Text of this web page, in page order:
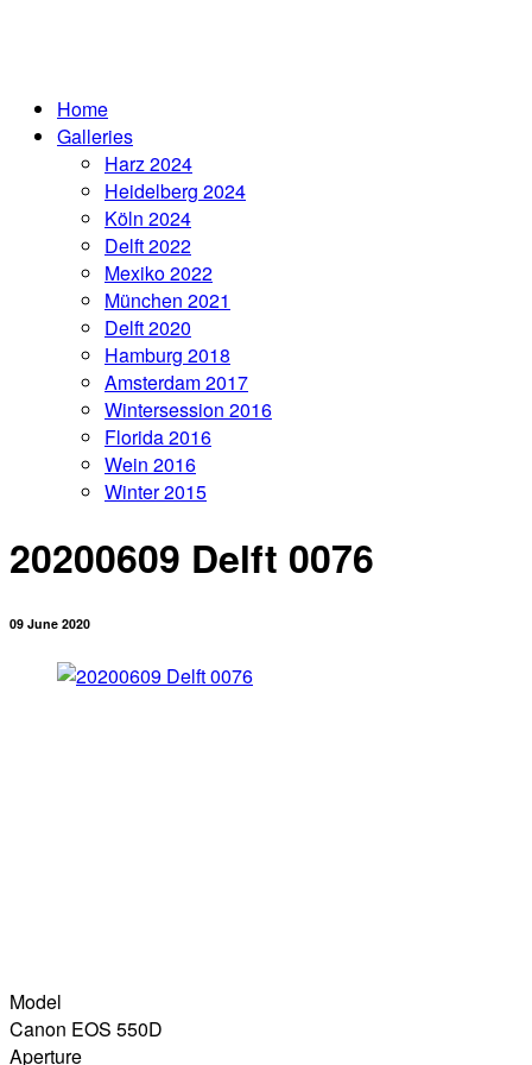
Home
Galleries
Harz 2024
Heidelberg 2024
Köln 2024
Delft 2022
Mexiko 2022
München 2021
Delft 2020
Hamburg 2018
Amsterdam 2017
Wintersession 2016
Florida 2016
Wein 2016
Winter 2015
20200609 Delft 0076
09 June 2020
Model
Canon EOS 550D
Aperture